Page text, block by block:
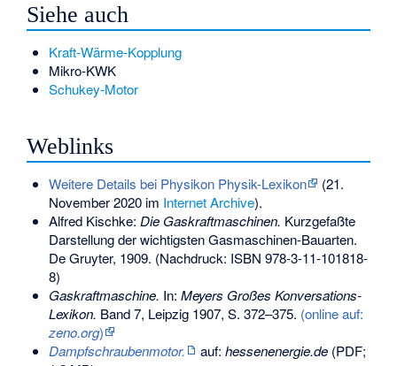
Siehe auch
Kraft-Wärme-Kopplung
Mikro-KWK
Schukey-Motor
Weblinks
Weitere Details bei Physikon Physik-Lexikon
(21.
November 2020 im Internet Archive).
Alfred Kischke: Die Gaskraftmaschinen. Kurzgefaßte
Darstellung der wichtigsten Gasmaschinen-Bauarten.
De Gruyter, 1909. (Nachdruck: ISBN 978-3-11-101818-
8)
Gaskraftmaschine. In: Meyers Großes Konversations-
Lexikon. Band 7, Leipzig 1907, S. 372–375. (online auf:
zeno.org)
Dampfschraubenmotor.
auf: hessenenergie.de(PDF;